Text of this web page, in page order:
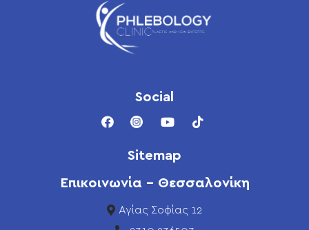
Social
Sitemap
Επικοινωνία - Θεσσαλονίκη
Αγίας Σοφίας 12